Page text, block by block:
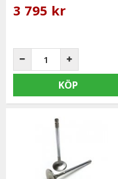
3 795 kr
KÖP